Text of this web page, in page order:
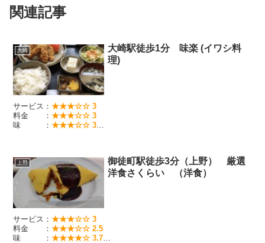
関連記事
大崎
大崎駅徒歩1分 味楽 (イワシ料
理)
サービス：★★★☆☆ 3
料金 ：★★★☆☆ 3
味 ：★★★☆☆ 3
上野
御徒町駅徒歩3分（上野） 厳選
洋食さくらい （洋食）
サービス：★★★☆☆ 3
料金 ：★★★☆☆ 2.5
味 ：★★★★☆ 3.7